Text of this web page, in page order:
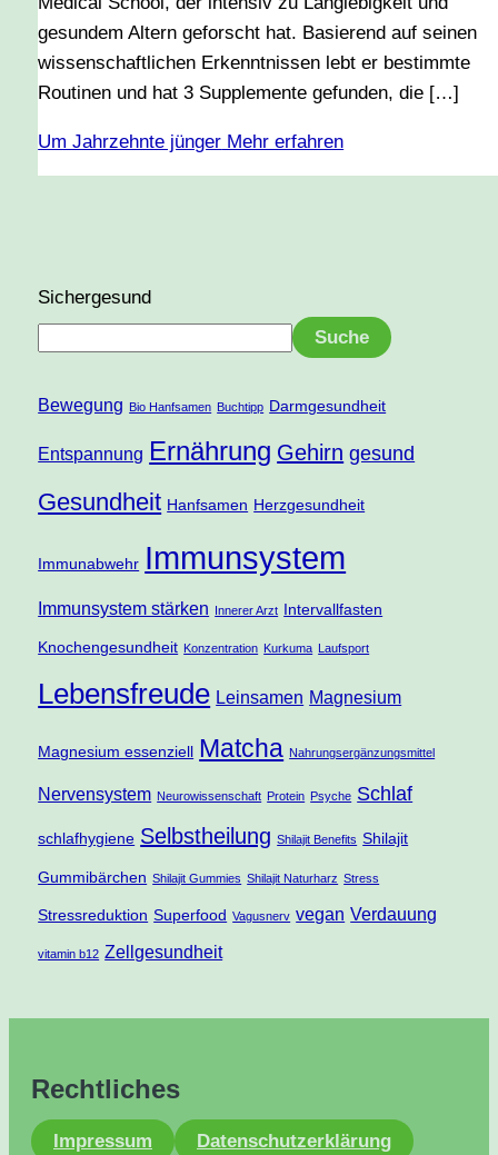
gesundem Altern geforscht hat. Basierend auf seinen
wissenschaftlichen Erkenntnissen lebt er bestimmte
Routinen und hat 3 Supplemente gefunden, die […]
Um Jahrzehnte jünger Mehr erfahren
Sichergesund
Suche
Bewegung Bio Hanfsamen Buchtipp Darmgesundheit
Entspannung Ernährung Gehirn gesund
Gesundheit Hanfsamen Herzgesundheit
Immunabwehr Immunsystem
Immunsystem stärken Innerer Arzt Intervallfasten
Knochengesundheit Konzentration Kurkuma Laufsport
Lebensfreude Leinsamen Magnesium
Magnesium essenziell Matcha Nahrungsergänzungsmittel
Nervensystem Neurowissenschaft Protein Psyche Schlaf
schlafhygiene Selbstheilung Shilajit Benefits Shilajit
Gummibärchen Shilajit Gummies Shilajit Naturharz Stress
Stressreduktion Superfood Vagusnerv vegan Verdauung
vitamin b12 Zellgesundheit
Rechtliches
Impressum Datenschutzerklärung